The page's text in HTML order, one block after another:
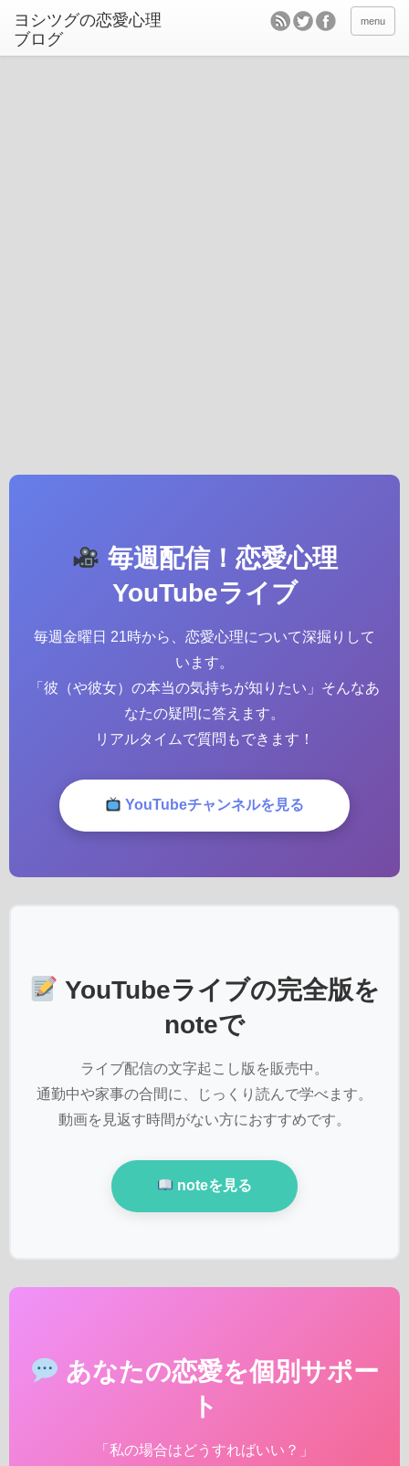
ヨシツグの恋愛心理
ブログ
menu
毎週配信！恋愛心理
YouTubeライブ
毎週金曜日 21時から、恋愛心理について深掘りして
います。
「彼（や彼女）の本当の気持ちが知りたい」そんなあ
なたの疑問に答えます。
リアルタイムで質問もできます！
YouTubeチャンネルを見る
YouTubeライブの完全版を
noteで
ライブ配信の文字起こし版を販売中。
通勤中や家事の合間に、じっくり読んで学べます。
動画を見返す時間がない方におすすめです。
noteを見る
あなたの恋愛を個別サポー
ト
「私の場合はどうすればいい？」